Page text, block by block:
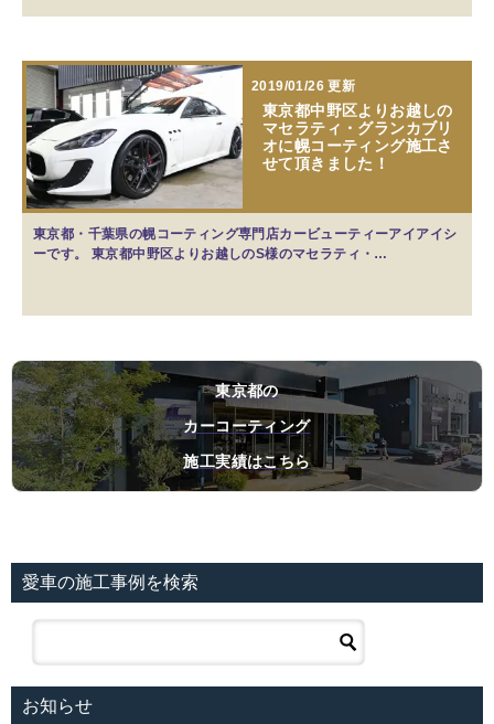
2019/01/26 更新
東京都中野区よりお越しの
マセラティ・グランカブリ
オに幌コーティング施工さ
せて頂きました！
東京都・千葉県の幌コーティング専門店カービューティーアイアイシ
ーです。 東京都中野区よりお越しのS様のマセラティ・…
東京都の
カーコーティング
施工実績はこちら
愛車の施工事例を検索
お知らせ